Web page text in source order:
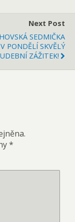
Next Post
SEDMIČKA
PONDĚLÍ SKVĚLÝ
ZÁŽITEK!
*